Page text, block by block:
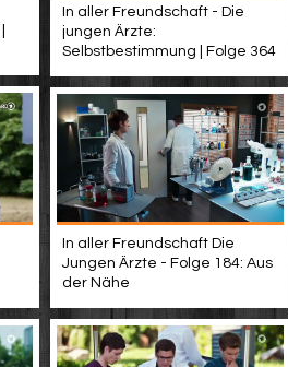
In aller Freundschaft - Die
jungen Ärzte:
Selbstbestimmung | Folge 364
In aller Freundschaft Die
Jungen Ärzte - Folge 184: Aus
der Nähe